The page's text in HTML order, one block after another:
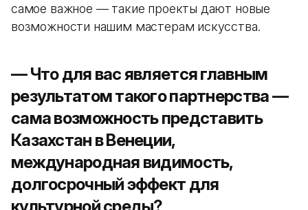
самое важное — такие проекты дают новые
возможности нашим мастерам искусства.
— Что для вас является главным
результатом такого партнерства —
сама возможность представить
Казахстан в Венеции,
международная видимость,
долгосрочный эффект для